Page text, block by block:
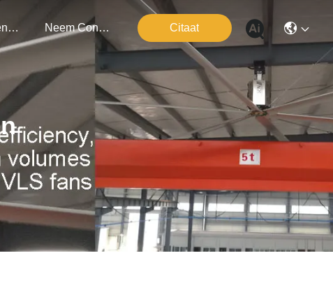
Evenementen Neem Contact Met Ons Op Citaat